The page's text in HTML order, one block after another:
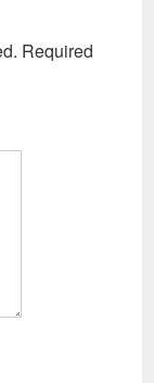
Required